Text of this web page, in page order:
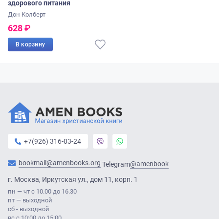
женой Мэри Колберт.
Вы можете купить книги Дона Колберта в интернет-магазине
здорового питания
Дон Колберт
628₽
В корзину
+7(926) 316-03-24
bookmail@amenbooks.org Telegram@amenbook
г. Москва, Иркутская ул., дом 11, корп. 1
пн — чт с 10.00 до 16.30
пт — выходной
сб - выходной